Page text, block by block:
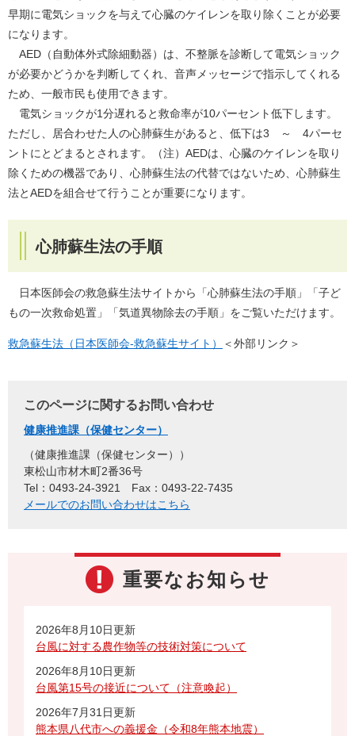
早期に電気ショックを与えて心臓のケイレンを取り除くことが必要
になります。
AED（自動体外式除細動器）は、不整脈を診断して電気ショック
が必要かどうかを判断してくれ、音声メッセージで指示してくれる
ため、一般市民も使用できます。
電気ショックが1分遅れると救命率が10パーセント低下します。
ただし、居合わせた人の心肺蘇生があると、低下は3 ～ 4パーセ
ントにとどまるとされます。（注）AEDは、心臓のケイレンを取り
除くための機器であり、心肺蘇生法の代替ではないため、心肺蘇生
法とAEDを組合せて行うことが重要になります。
心肺蘇生法の手順
日本医師会の救急蘇生法サイトから「心肺蘇生法の手順」「子ど
もの一次救命処置」「気道異物除去の手順」をご覧いただけます。
救急蘇生法（日本医師会-救急蘇生サイト） ＜外部リンク＞
このページに関するお問い合わせ
健康推進課（保健センター）
健康推進課（保健センター）
東松山市材木町2番36号
Tel：0493-24-3921
Fax：0493-22-7435
メールでのお問い合わせはこちら
重要なお知らせ
2026年8月10日更新
台風に対する農作物等の技術対策について
2026年8月10日更新
台風第15号の接近について（注意喚起）
2026年7月31日更新
熊本県八代市への義援金（令和8年熊本地震）